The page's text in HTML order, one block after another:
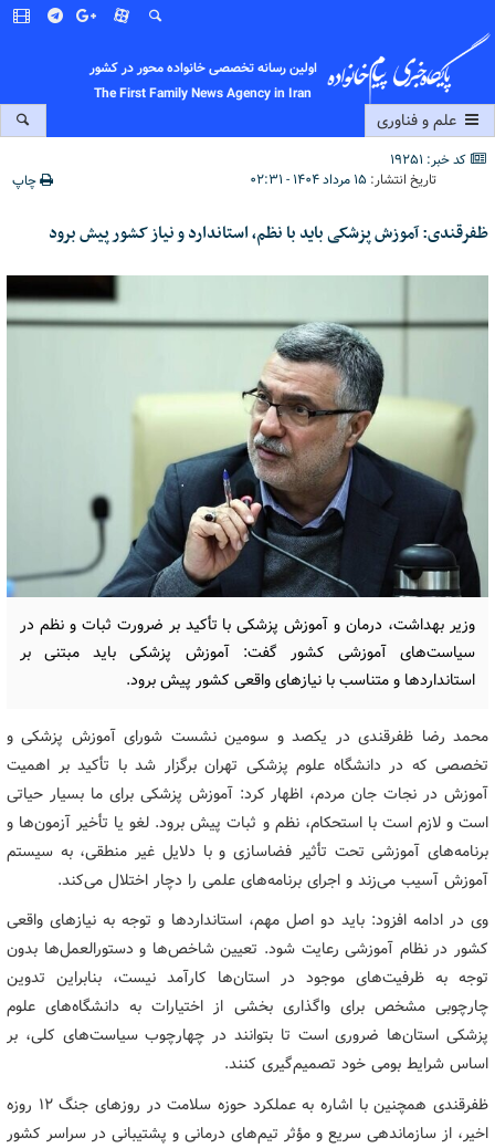
اولین رسانه تخصصی خانواده محور در کشور
The First Family News Agency in Iran
علم و فناوری
کد خبر: 19251
تاریخ انتشار: ۱۵ مرداد ۱۴۰۴ - ۰۲:۳۱ چاپ
ظفرقندی: آموزش پزشکی باید با نظم، استاندارد و نیاز کشور پیش برود
وزیر بهداشت، درمان و آموزش پزشکی با تأکید بر ضرورت ثبات و نظم در
سیاست‌های آموزشی کشور گفت: آموزش پزشکی باید مبتنی بر
استانداردها و متناسب با نیازهای واقعی کشور پیش برود.
محمد رضا ظفرقندی در یکصد و سومین نشست شورای آموزش پزشکی و
تخصصی که در دانشگاه علوم پزشکی تهران برگزار شد با تأکید بر اهمیت
آموزش در نجات جان مردم، اظهار کرد: آموزش پزشکی برای ما بسیار حیاتی
است و لازم است با استحکام، نظم و ثبات پیش برود. لغو یا تأخیر آزمون‌ها و
برنامه‌های آموزشی تحت تأثیر فضاسازی و با دلایل غیر منطقی، به سیستم
آموزش آسیب می‌زند و اجرای برنامه‌های علمی را دچار اختلال می‌کند.
وی در ادامه افزود: باید دو اصل مهم، استانداردها و توجه به نیازهای واقعی
کشور در نظام آموزشی رعایت شود. تعیین شاخص‌ها و دستورالعمل‌ها بدون
توجه به ظرفیت‌های موجود در استان‌ها کارآمد نیست، بنابراین تدوین
چارچوبی مشخص برای واگذاری بخشی از اختیارات به دانشگاه‌های علوم
پزشکی استان‌ها ضروری است تا بتوانند در چهارچوب سیاست‌های کلی، بر
اساس شرایط بومی خود تصمیم‌گیری کنند.
ظفرقندی همچنین با اشاره به عملکرد حوزه سلامت در روزهای جنگ ۱۲ روزه
اخیر، از سازماندهی سریع و مؤثر تیم‌های درمانی و پشتیبانی در سراسر کشور